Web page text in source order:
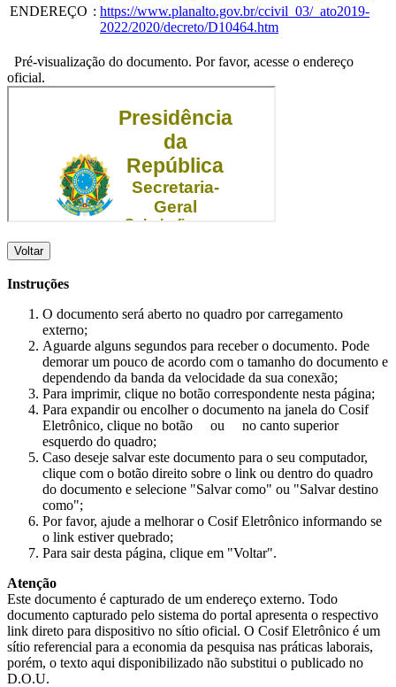
ENDEREÇO : https://www.planalto.gov.br/ccivil_03/_ato2019-
2022/2020/decreto/D10464.htm
Pré-visualização do documento. Por favor, acesse o endereço
oficial.
Voltar
Instruções
O documento será aberto no quadro por carregamento
externo;
Aguarde alguns segundos para receber o documento. Pode
demorar um pouco de acordo com o tamanho do documento e
dependendo da banda da velocidade da sua conexão;
Para imprimir, clique no botão correspondente nesta página;
Para expandir ou encolher o documento na janela do Cosif
Eletrônico, clique no botão
ou
no canto superior
esquerdo do quadro;
Caso deseje salvar este documento para o seu computador,
clique com o botão direito sobre o link ou dentro do quadro
do documento e selecione "Salvar como" ou "Salvar destino
como";
Por favor, ajude a melhorar o Cosif Eletrônico informando se
o link estiver quebrado;
Para sair desta página, clique em "Voltar".
Atenção
Este documento é capturado de um endereço externo. Todo
documento capturado pelo sistema do portal apresenta o respectivo
link direto para dispositivo no sítio oficial. O Cosif Eletrônico é um
sítio referencial para a economia da pesquisa nas práticas laborais,
porém, o texto aqui disponibilizado não substitui o publicado no
D.O.U.